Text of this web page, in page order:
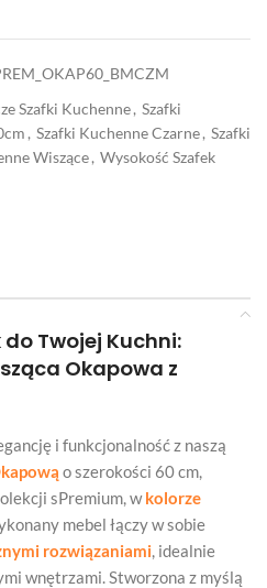
Szafki Kuchenne, Szafki
, Szafki Kuchenne Czarne, Szafki
Wiszące, Wysokość Szafek
Twojej Kuchni:
Okapowa z
i funkcjonalność z naszą
o szerokości 60 cm,
sPremium, wkolorze
mebel łączy w sobie
rozwiązaniami, idealnie
wnętrzami. Stworzona z myślą